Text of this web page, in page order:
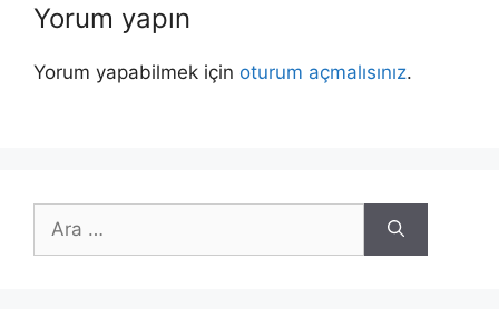
Yorum yapın
Yorum yapabilmek için oturum açmalısınız.
için